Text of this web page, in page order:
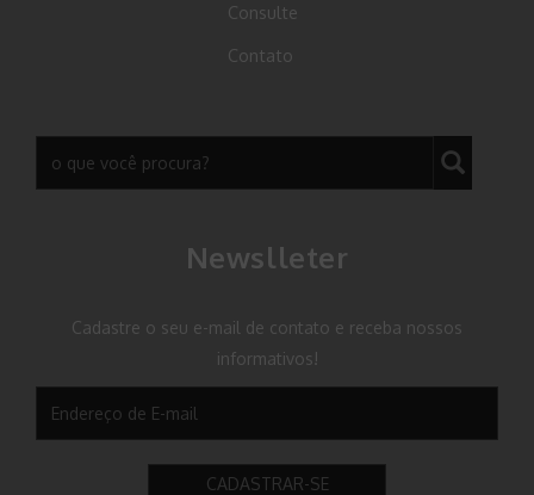
Consulte
Contato
Newslleter
Cadastre o seu e-mail de contato e receba nossos
informativos!
CADASTRAR-SE